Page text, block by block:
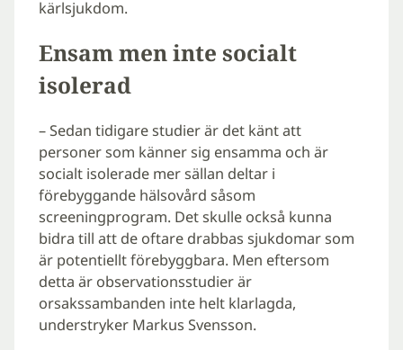
kärlsjukdom.
Ensam men inte socialt
isolerad
– Sedan tidigare studier är det känt att
personer som känner sig ensamma och är
socialt isolerade mer sällan deltar i
förebyggande hälsovård såsom
screeningprogram. Det skulle också kunna
bidra till att de oftare drabbas sjukdomar som
är potentiellt förebyggbara. Men eftersom
detta är observationsstudier är
orsakssambanden inte helt klarlagda,
understryker Markus Svensson.